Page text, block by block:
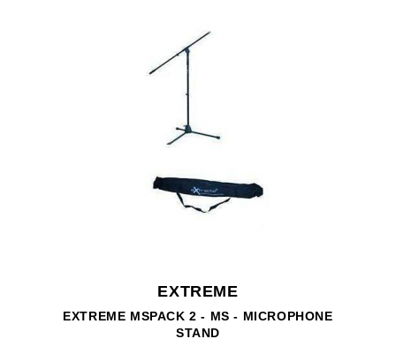
EXTREME
EXTREME MSPACK 2 - MS - MICROPHONE
STAND